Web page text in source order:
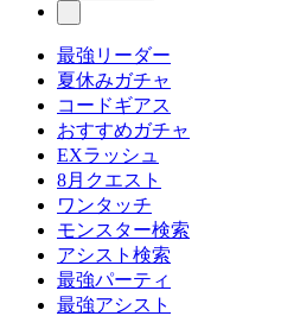
最強リーダー
夏休みガチャ
コードギアス
おすすめガチャ
EXラッシュ
8月クエスト
ワンタッチ
モンスター検索
アシスト検索
最強パーティ
最強アシスト